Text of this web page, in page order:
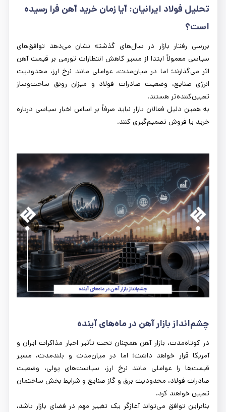
تحلیل فولاد ایرانیان: آیا زمان خرید آهن فرا رسیده
است؟
بررسی رفتار بازار در سال‌های گذشته نشان می‌دهد توافق‌های
سیاسی معمولاً ابتدا از مسیر کاهش انتظارات تورمی بر قیمت آهن
اثر می‌گذارند؛ اما در میان‌مدت، عواملی مانند نرخ ارز، محدودیت
انرژی صنایع، وضعیت صادرات فولاد و میزان رونق ساخت‌وساز
تعیین‌کننده‌تر هستند.
به همین دلیل فعالان بازار نباید صرفاً بر اساس اخبار سیاسی درباره
خرید یا فروش تصمیم‌گیری کنند.
چشم‌انداز بازار آهن در ماه‌های آینده
در کوتاه‌مدت، بازار آهن همچنان تحت تأثیر اخبار مذاکرات ایران و
آمریکا قرار خواهد داشت؛ اما در میان‌مدت و بلندمدت، مسیر
قیمت‌ها را عواملی مانند نرخ ارز، سیاست‌های پولی، وضعیت
صادرات فولاد، محدودیت برق و گاز صنایع و شرایط بخش ساختمان
تعیین خواهند کرد.
بنابراین توافق می‌تواند آغازگر یک تغییر مهم در فضای بازار باشد،